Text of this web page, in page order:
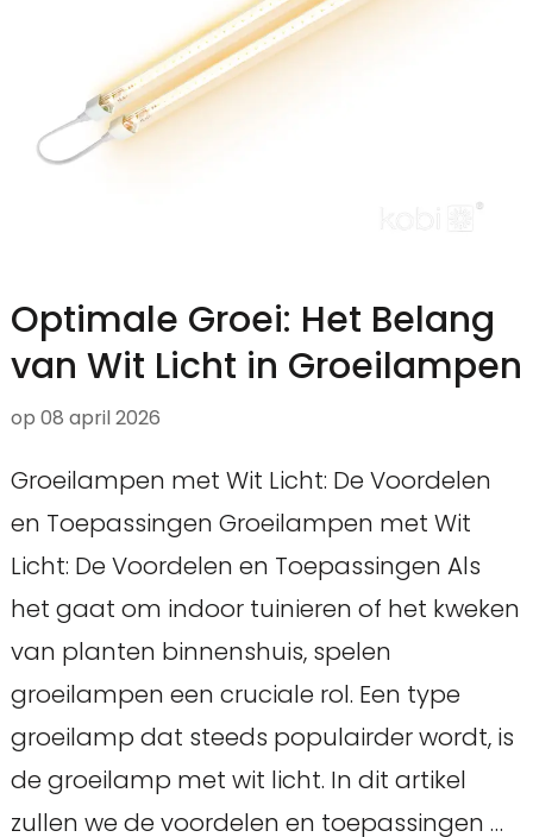
Optimale Groei: Het Belang
van Wit Licht in Groeilampen
op 08 april 2026
Groeilampen met Wit Licht: De Voordelen
en Toepassingen Groeilampen met Wit
Licht: De Voordelen en Toepassingen Als
het gaat om indoor tuinieren of het kweken
van planten binnenshuis, spelen
groeilampen een cruciale rol. Een type
groeilamp dat steeds populairder wordt, is
de groeilamp met wit licht. In dit artikel
zullen we de voordelen en toepassingen …